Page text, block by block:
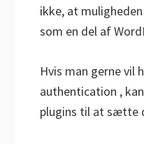
ikke, at
som en del af
Hvis man gerne vil
authentication ,
plugins til at sætte